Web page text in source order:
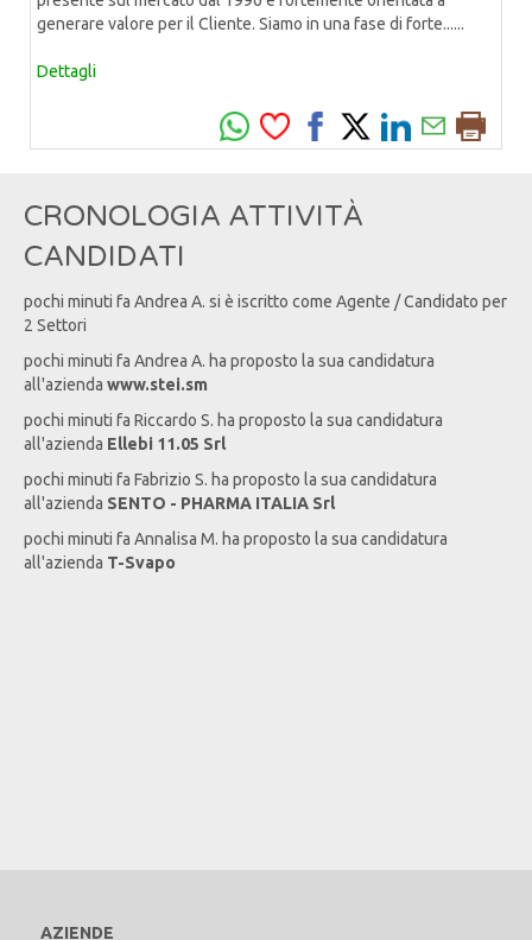
generare valore per il Cliente. Siamo in una fase di forte......
Dettagli
CRONOLOGIA ATTIVITÀ
CANDIDATI
pochi minuti fa Andrea A. si è iscritto come Agente / Candidato per
2 Settori
pochi minuti fa Andrea A. ha proposto la sua candidatura
all'azienda www.stei.sm
pochi minuti fa Riccardo S. ha proposto la sua candidatura
all'azienda Ellebi 11.05 Srl
pochi minuti fa Fabrizio S. ha proposto la sua candidatura
all'azienda SENTO - PHARMA ITALIA Srl
pochi minuti fa Annalisa M. ha proposto la sua candidatura
all'azienda T-Svapo
AZIENDE